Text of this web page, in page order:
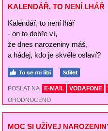
KALENDÁŘ, TO NENÍ LHÁŘ
Kalendář, to není lhář
- on to dobře ví,
že dnes narozeniny máš,
a hádej, kdo je skvěle oslaví?
POSLAT NA E-MAIL VODAFONE
OHODNOCENO
MOC SI UŽÍVEJ